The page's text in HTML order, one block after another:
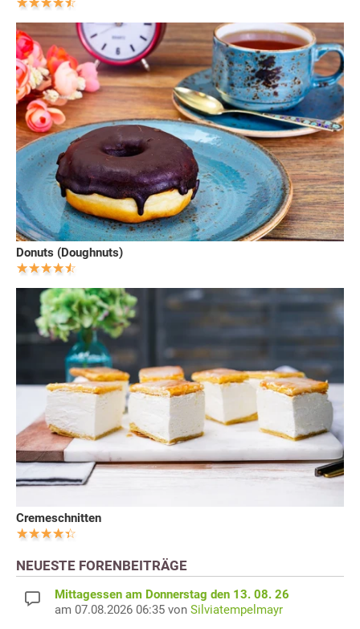
Donuts (Doughnuts)
Cremeschnitten
NEUESTE FORENBEITRÄGE
Mittagessen am Donnerstag den 13. 08. 26
am 07.08.2026 06:35 von Silviatempelmayr